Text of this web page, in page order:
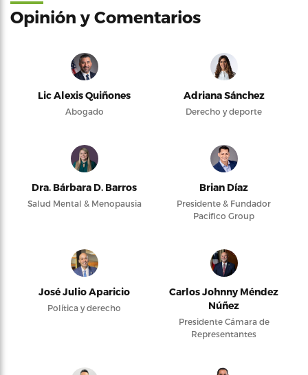
Opinión y Comentarios
Lic Alexis Quiñones
Abogado
Adriana Sánchez
Derecho y deporte
Dra. Bárbara D. Barros
Salud Mental & Menopausia
Brian Díaz
Presidente & Fundador
Pacifico Group
José Julio Aparicio
Política y derecho
Carlos Johnny Méndez
Núñez
Presidente Cámara de
Representantes